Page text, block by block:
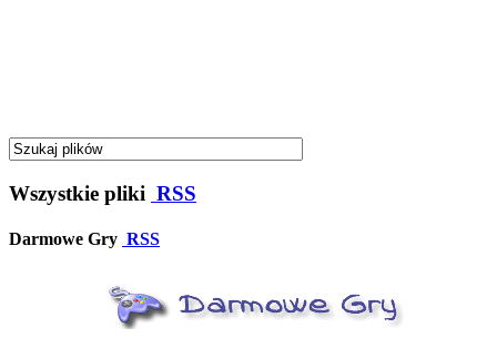
Wszystkie pliki RSS
Darmowe Gry RSS